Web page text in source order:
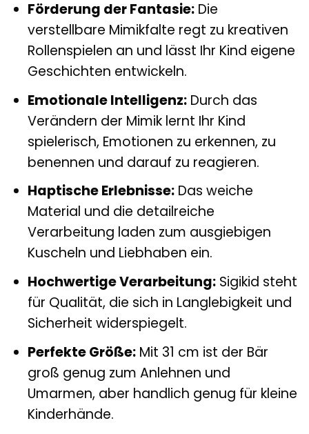
Förderung der Fantasie:Die
verstellbare Mimikfalte regt zu kreativen
Rollenspielen an und lässt Ihr Kind eigene
Geschichten entwickeln.
Emotionale Intelligenz:Durch das
Verändern der Mimik lernt Ihr Kind
spielerisch, Emotionen zu erkennen, zu
benennen und darauf zu reagieren.
Haptische Erlebnisse:Das weiche
Material und die detailreiche
Verarbeitung laden zum ausgiebigen
Kuscheln und Liebhaben ein.
Hochwertige Verarbeitung:Sigikid steht
für Qualität, die sich in Langlebigkeit und
Sicherheit widerspiegelt.
Perfekte Größe:Mit 31 cm ist der Bär
groß genug zum Anlehnen und
Umarmen, aber handlich genug für kleine
Kinderhände.